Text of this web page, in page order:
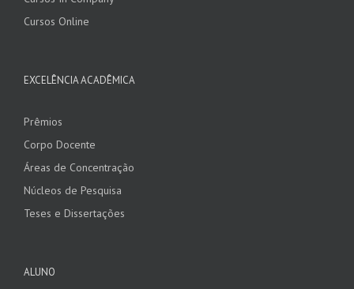
Cursos Online
EXCELÊNCIA ACADÊMICA
Prêmios
Corpo Docente
Áreas de Concentração
Núcleos de Pesquisa
Teses e Dissertações
ALUNO